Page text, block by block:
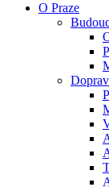
O Praze